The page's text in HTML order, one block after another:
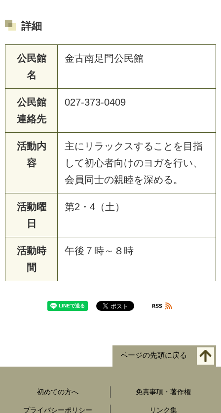
詳細
公民館
名
金古南足門公民館
公民館
連絡先
027-373-0409
活動内
容
主にリラックスすることを目指
して初心者向けのヨガを行い、
会員同士の親睦を深める。
活動曜
日
第2・4（土）
活動時
間
午後７時～８時
ページの先頭に戻る
初めての方へ 免責事項・著作権
プライバシーポリシー リンク集